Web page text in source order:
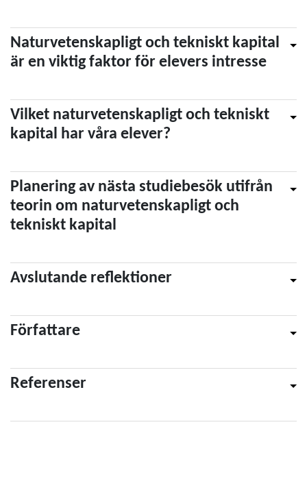
Naturvetenskapligt och tekniskt kapital
är en viktig faktor för elevers intresse
Vilket naturvetenskapligt och tekniskt
kapital har våra elever?
Planering av nästa studiebesök utifrån
teorin om naturvetenskapligt och
tekniskt kapital
Avslutande reflektioner
Författare
Referenser